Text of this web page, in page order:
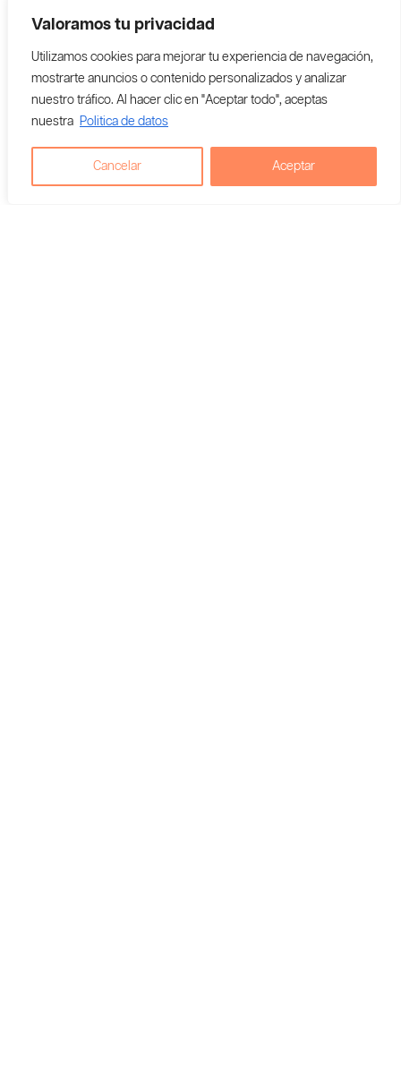
Valoramos tu privacidad
Utilizamos cookies para mejorar tu experiencia de navegación,
mostrarte anuncios o contenido personalizados y analizar
nuestro tráfico. Al hacer clic en "Aceptar todo", aceptas
nuestra Politica de datos
Cancelar Aceptar